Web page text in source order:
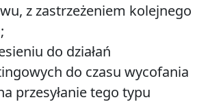
z zastrzeżeniem kolejnego
do działań
do czasu wycofania
przesyłanie tego typu